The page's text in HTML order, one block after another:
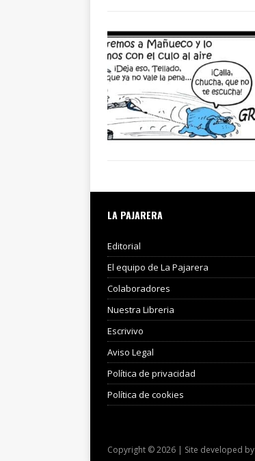
LA PAJARERA
Editorial
El equipo de La Pajarera
Colaboradores
Nuestra Libreria
Escrivivo
Aviso Legal
Política de privacidad
Política de cookies
Copyright © 2026 | Site developed by